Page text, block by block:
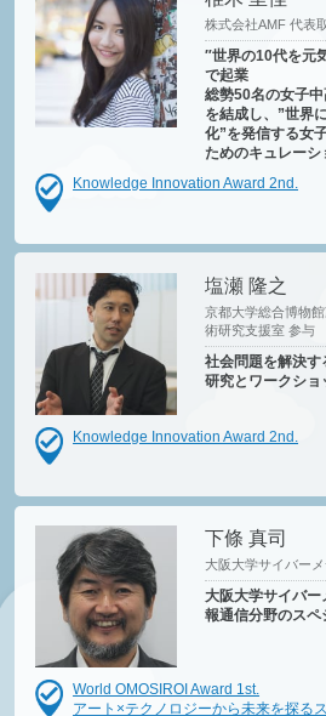
株式会社AMF 代表
″世界の10代を元
で起業
総勢50名の女子
を結成し、”世界
化”を発信する女
ためのキュレー
Knowledge Innovation Award 2nd.
塩瀬 隆之
京都大学総合博物
術研究支援室 参与
社会問題を解決
研究とワークショ
Knowledge Innovation Award 2nd.
下條 真司
大阪大学サイバー
大阪大学サイバ
報通信分野のスペ
World OMOSIROI Award 1st.
アート×テクノロジーから未来を探る